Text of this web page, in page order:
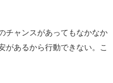
チャンスがあってもなかなか
があるから行動できない。こ